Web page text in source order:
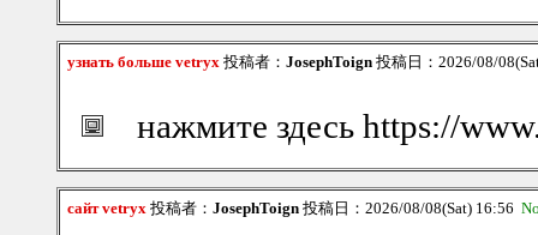
узнать больше vetryx 投稿者： JosephToign 投稿日：2026/08/
нажмите здесь https://
сайт vetryx 投稿者： JosephToign 投稿日：2026/08/08(Sat) 16:56